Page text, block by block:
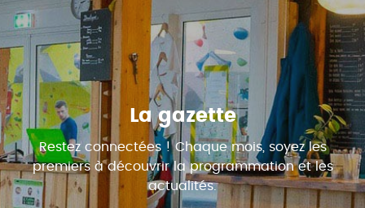
La gazette
Restez connectées ! Chaque mois, soyez les
premiers à découvrir la programmation et les
actualités.